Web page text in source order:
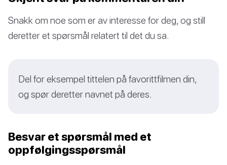
Snakk om noe som er av interesse for deg, og still
deretter et spørsmål relatert til det du sa.
Del for eksempel tittelen på favorittfilmen din,
og spør deretter navnet på deres.
Besvar et spørsmål med et
oppfølgingsspørsmål